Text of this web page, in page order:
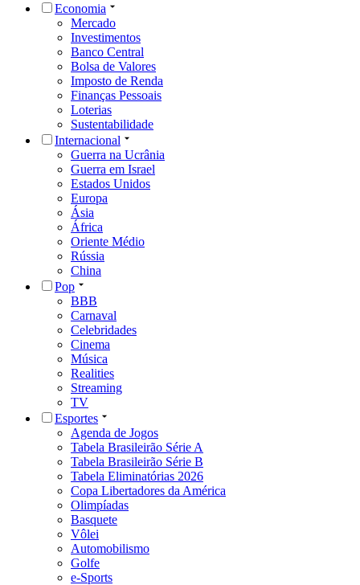
Economia
Mercado
Investimentos
Banco Central
Bolsa de Valores
Imposto de Renda
Finanças Pessoais
Loterias
Sustentabilidade
Internacional
Guerra na Ucrânia
Guerra em Israel
Estados Unidos
Europa
Ásia
África
Oriente Médio
Rússia
China
Pop
BBB
Carnaval
Celebridades
Cinema
Música
Realities
Streaming
TV
Esportes
Agenda de Jogos
Tabela Brasileirão Série A
Tabela Brasileirão Série B
Tabela Eliminatórias 2026
Copa Libertadores da América
Olimpíadas
Basquete
Vôlei
Automobilismo
Golfe
e-Sports